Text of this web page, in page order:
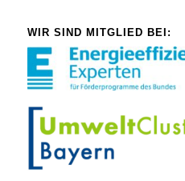
WIR SIND MITGLIED BEI: